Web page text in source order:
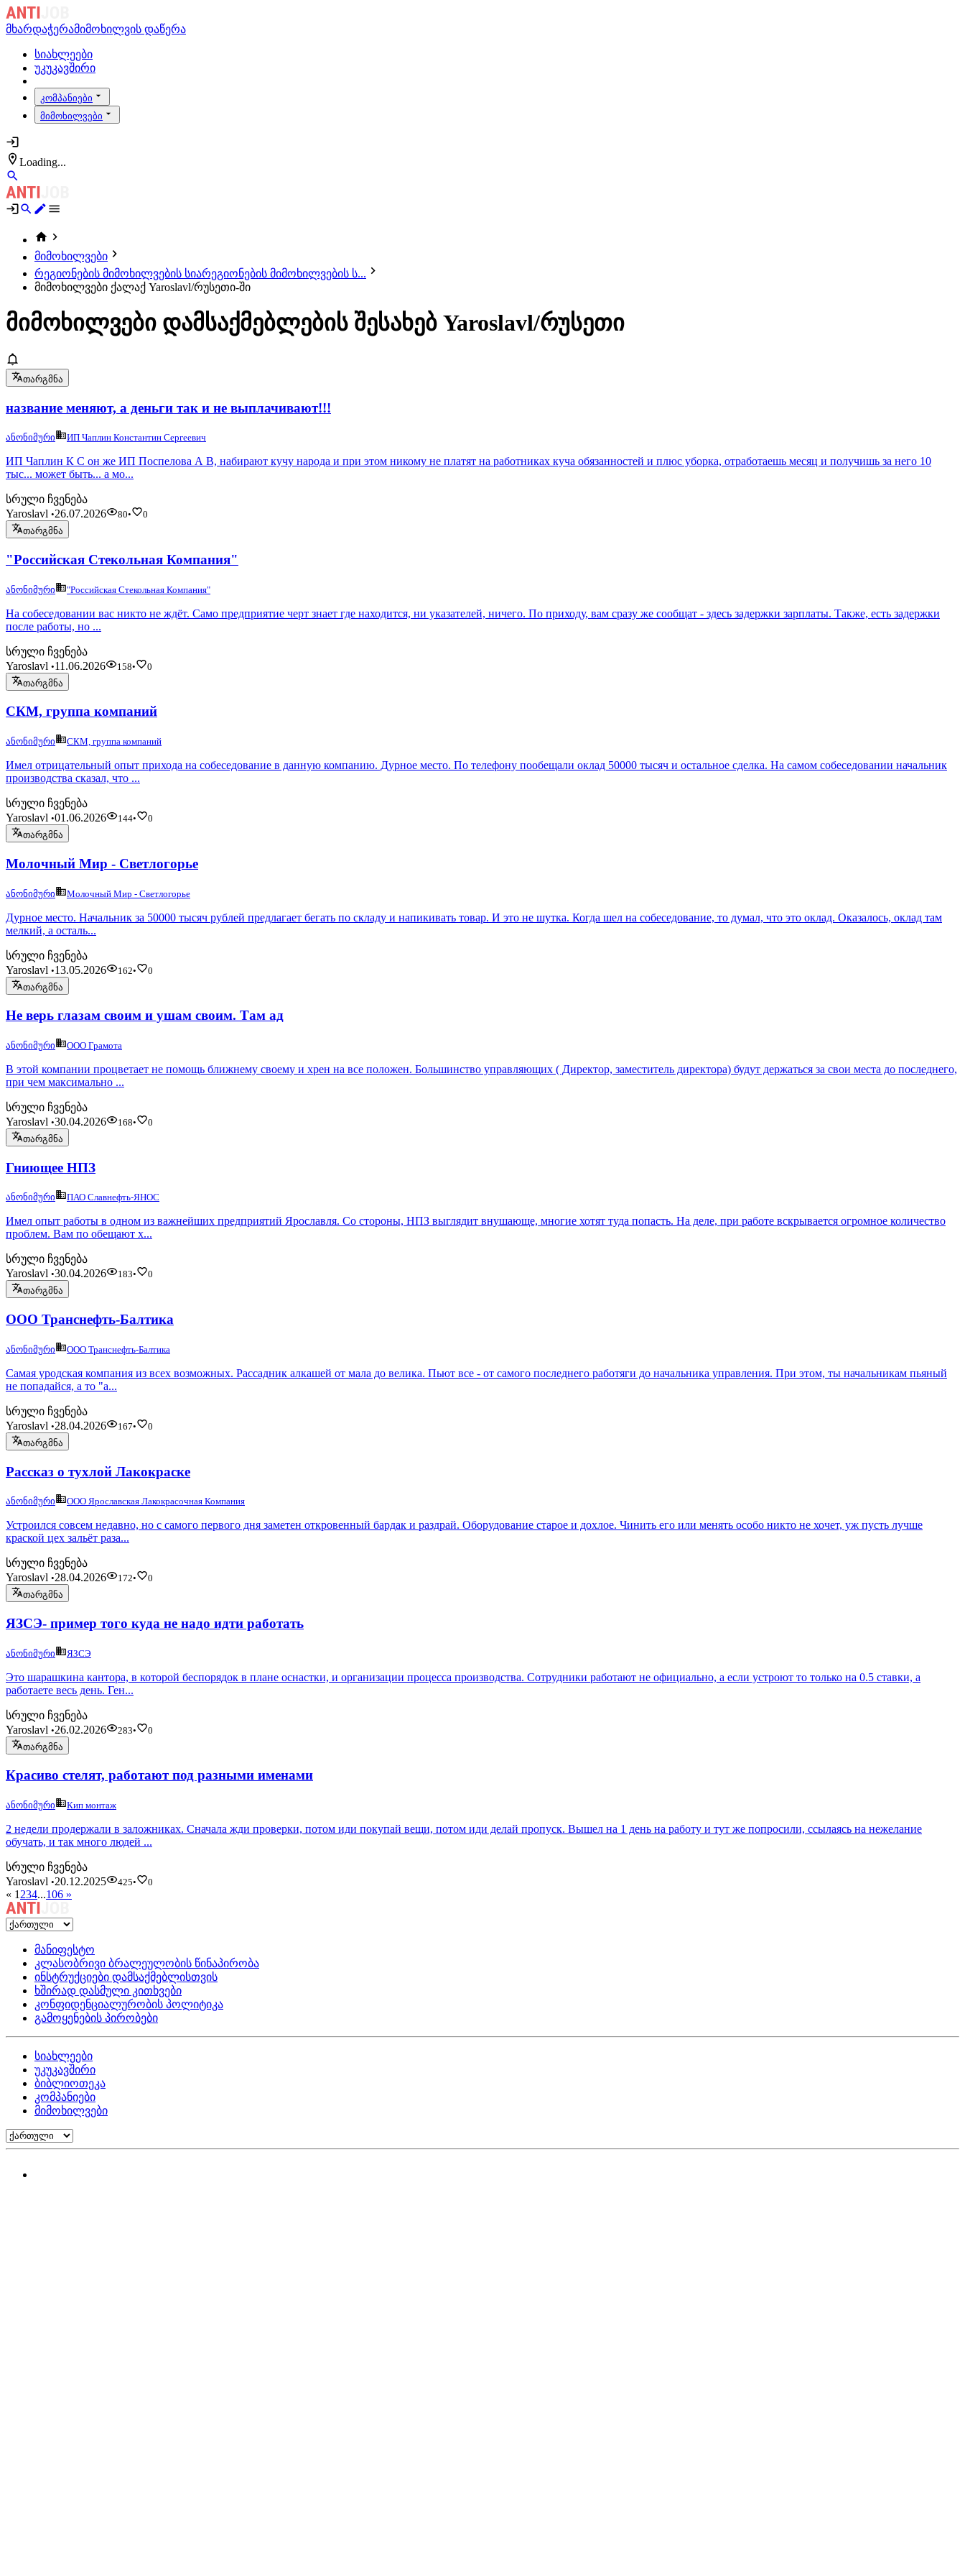
მხარდაჭერამიმოხილვის დაწერა
სიახლეები
უკუკავშირი
კომპანიები
მიმოხილვები
Loading...
მიმოხილვები
რეგიონების მიმოხილვების სიარეგიონების მიმოხილვების ს...
მიმოხილვები ქალაქ Yaroslavl/რუსეთი-ში
მიმოხილვები დამსაქმებლების შესახებ Yaroslavl/რუსეთი
თარგმნა
название меняют, а деньги так и не выплачивают!!!
ანონიმური ИП Чаплин Константин Сергеевич
ИП Чаплин К С он же ИП Поспелова А В, набирают кучу народа и при этом никому не платят на работниках куча обязанностей и плюс уборка, отработаешь месяц и получишь за него 10
тыс... может быть... а мо...
სრული ჩვენება
Yaroslavl •26.07.2026 80•
0
თარგმნა
"Российская Стекольная Компания"
ანონიმური "Российская Стекольная Компания"
На собеседовании вас никто не ждёт. Само предприятие черт знает где находится, ни указателей, ничего. По приходу, вам сразу же сообщат - здесь задержки зарплаты. Также, есть задержки
после работы, но ...
სრული ჩვენება
Yaroslavl •11.06.2026 158•
0
თარგმნა
СКМ, группа компаний
ანონიმური СКМ, группа компаний
Имел отрицательный опыт прихода на собеседование в данную компанию. Дурное место. По телефону пообещали оклад 50000 тысяч и остальное сделка. На самом собеседовании начальник
производства сказал, что ...
სრული ჩვენება
Yaroslavl •01.06.2026 144•
0
თარგმნა
Молочный Мир - Светлогорье
ანონიმური Молочный Мир - Светлогорье
Дурное место. Начальник за 50000 тысяч рублей предлагает бегать по складу и напикивать товар. И это не шутка. Когда шел на собеседование, то думал, что это оклад. Оказалось, оклад там
мелкий, а осталь...
სრული ჩვენება
Yaroslavl •13.05.2026 162•
0
თარგმნა
Не верь глазам своим и ушам своим. Там ад
ანონიმური ООО Грамота
В этой компании процветает не помощь ближнему своему и хрен на все положен. Большинство управляющих ( Директор, заместитель директора) будут держаться за свои места до последнего,
при чем максимально ...
სრული ჩვენება
Yaroslavl •30.04.2026 168•
0
თარგმნა
Гниющее НПЗ
ანონიმური ПАО Славнефть-ЯНОС
Имел опыт работы в одном из важнейших предприятий Ярославля. Со стороны, НПЗ выглядит внушающе, многие хотят туда попасть. На деле, при работе вскрывается огромное количество
проблем. Вам по обещают х...
სრული ჩვენება
Yaroslavl •30.04.2026 183•
0
თარგმნა
ООО Транснефть-Балтика
ანონიმური ООО Транснефть-Балтика
Самая уродская компания из всех возможных. Рассадник алкашей от мала до велика. Пьют все - от самого последнего работяги до начальника управления. При этом, ты начальникам пьяный
не попадайся, а то "а...
სრული ჩვენება
Yaroslavl •28.04.2026 167•
0
თარგმნა
Рассказ о тухлой Лакокраске
ანონიმური ООО Ярославская Лакокрасочная Компания
Устроился совсем недавно, но с самого первого дня заметен откровенный бардак и раздрай. Оборудование старое и дохлое. Чинить его или менять особо никто не хочет, уж пусть лучше
краской цех зальёт раза...
სრული ჩვენება
Yaroslavl •28.04.2026 172•
0
თარგმნა
ЯЗСЭ- пример того куда не надо идти работать
ანონიმური ЯЗСЭ
Это шарашкина кантора, в которой беспорядок в плане оснастки, и организации процесса производства. Сотрудники работают не официально, а если устроют то только на 0.5 ставки, а
работаете весь день. Ген...
სრული ჩვენება
Yaroslavl •26.02.2026 283•
0
თარგმნა
Красиво стелят, работают под разными именами
ანონიმური Кип монтаж
2 недели продержали в заложниках. Сначала жди проверки, потом иди покупай вещи, потом иди делай пропуск. Вышел на 1 день на работу и тут же попросили, ссылаясь на нежелание
обучать, и так много людей ...
სრული ჩვენება
Yaroslavl •20.12.2025 425• 0
« 1 234...106 »
მანიფესტო
კლასობრივი ბრალეულობის წინაპირობა
ინსტრუქციები დამსაქმებლისთვის
ხშირად დასმული კითხვები
კონფიდენციალურობის პოლიტიკა
გამოყენების პირობები
სიახლეები
უკუკავშირი
ბიბლიოთეკა
კომპანიები
მიმოხილვები